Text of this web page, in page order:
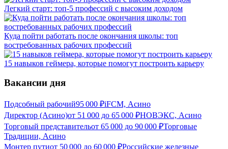
Легкий старт: топ-5 профессий с высоким доходом
Куда пойти работать после окончания школы: топ
востребованных рабочих профессий
15 навыков геймера, которые помогут построить карьеру
Вакансии дня
Подсобный рабочий95 000 ₽iFCM, Асино
Директор (Асино)от 51 000 до 65 000 ₽НОВЭКС, Асино
Торговый представительот 65 000 до 90 000 ₽Торговые
Традиции, Асино
Монтер путиот 50 000 до 60 000 ₽Российские железные